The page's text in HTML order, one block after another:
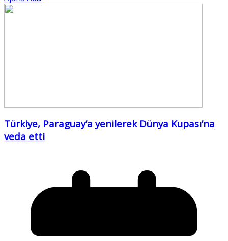
Türkiye, Paraguay’a yenilerek Dünya Kupası’na
veda etti